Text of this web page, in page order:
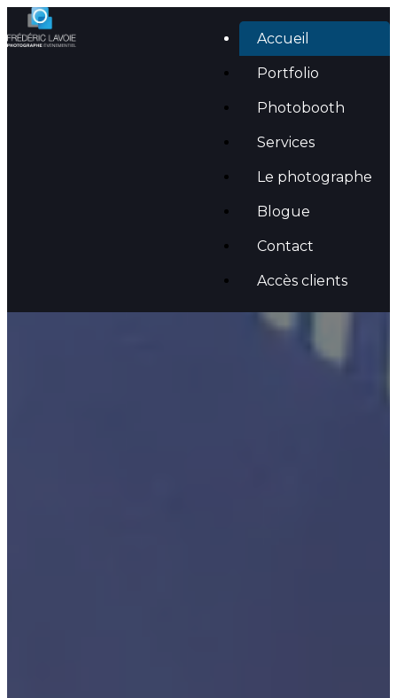
Accueil
Portfolio
Photobooth
Services
Le photographe
Blogue
Contact
Accès clients
moments.
esprits.